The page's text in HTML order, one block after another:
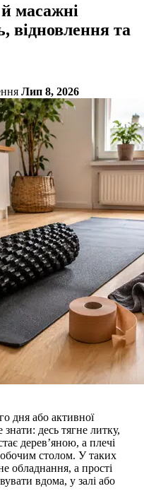
масажні
відновлення та
Лип 8, 2026
дня або активної
десь тягне литку,
дерев’яною, а плечі
столом. У таких
обладнання, а прості
вдома, у залі або